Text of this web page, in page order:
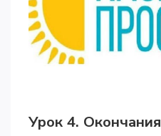
Урок 4. Окончания